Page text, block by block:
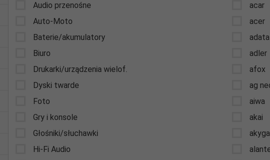
Audio przenośne
Auto-Moto
Baterie/akumulatory
Biuro
Drukarki/urządzenia wielof.
Dyski twarde
Foto
Gry i konsole
Głośniki/słuchawki
Hi-Fi Audio
acar
acer
adata
adler
afox
ag
aiwa
akai
akyga